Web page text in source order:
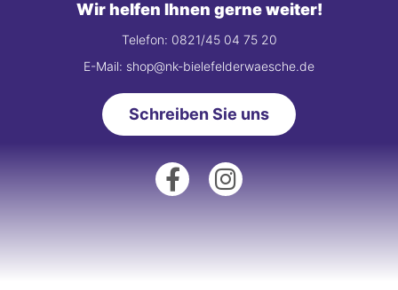
Wir helfen Ihnen gerne weiter!
Telefon: 0821/45 04 75 20
E-Mail: shop@nk-bielefelderwaesche.de
Schreiben Sie uns